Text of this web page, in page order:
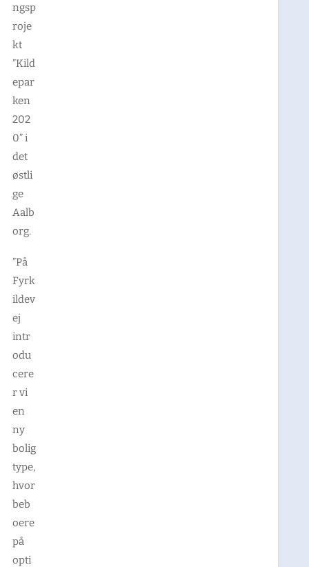
ngsp
roje
kt
”Kild
epar
ken
202
0” i
det
østli
ge
Aalb
org.
”På
Fyrk
ildev
ej
intr
odu
cere
r vi
en
ny
bolig
type,
hvor
beb
oere
på
opti